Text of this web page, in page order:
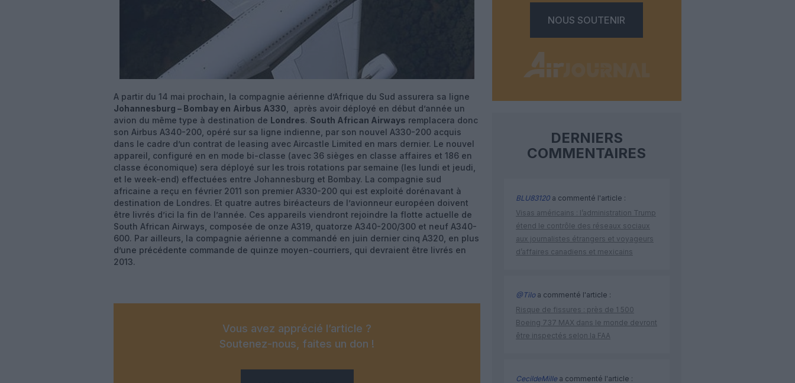
A partir du 14 mai prochain, la compagnie aérienne d’Afrique du Sud assurera sa ligne
Johannesburg – Bombay en Airbus A330 , après avoir déployé en début d’année un
avion du même type à destination de Londres. South African Airways remplacera donc
son Airbus A340-200, opéré sur sa ligne indienne, par son nouvel A330-200 acquis
dans le cadre d’un contrat de leasing avec Aircastle Limited en mars dernier. Le nouvel
appareil, configuré en en mode bi-classe (avec 36 sièges en classe affaires et 186 en
classe économique) sera déployé sur les trois rotations par semaine (les lundi et jeudi,
et le week-end) effectuées entre Johannesburg et Bombay. La compagnie sud
africaine a reçu en février 2011 son premier A330-200 qui est exploité dorénavant à
destination de Londres. Et quatre autres biréacteurs de l’avionneur européen doivent
être livrés d’ici la fin de l’année. Ces appareils viendront rejoindre la flotte actuelle de
South African Airways, composée de onze A319, quatorze A340-200/300 et neuf A340-
600. Par ailleurs, la compagnie aérienne a commandé en juin dernier cinq A320, en plus
d’une précédente commande de quinze moyen-courriers, qui devraient être livrés en
2013.
Vous avez apprécié l’article ?
Soutenez-nous, faites un don !
NOUS SOUTENIR
DERNIERS
COMMENTAIRES
BLU83120 a commenté l'article :
Visas américains : l’administration Trump
étend le contrôle des réseaux sociaux
aux journalistes étrangers et voyageurs
d’affaires canadiens et mexicains
@Tiloa commenté l'article :
Risque de fissures : près de 1 500
Boeing 737 MAX dans le monde devront
être inspectés selon la FAA
CecildeMillea commenté l'article :